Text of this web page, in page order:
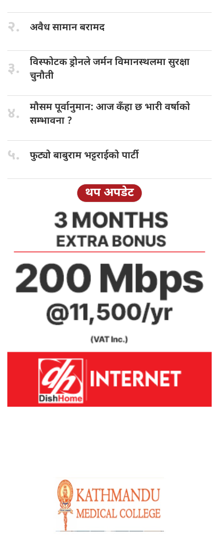
२. अवैध सामानबरामद
३. विस्फोटक ड्रोनलेजर्मन विमानस्थलमा सुरक्षा
चुनौती
४. मौसम पूर्वानुमान: आज कँहा छ भारी वर्षाकाे
सम्भावना ?
५. फुट्यो बाबुराम भट्टराईको पार्टी
थप अपडेट